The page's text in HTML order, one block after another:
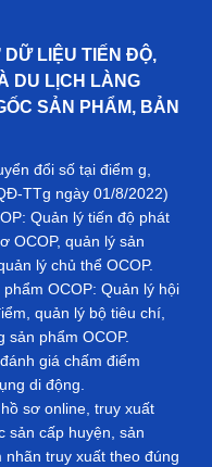
DỮ LIỆU TIẾN ĐỘ,
DU LỊCH LÀNG
SẢN PHẨM, BẢN
đổi số tại điểm g,
TTg ngày 01/8/2022)
Quản lý tiến độ phát
OCOP, quản lý sản
lý chủ thể OCOP.
OCOP: Quản lý hội
quản lý bộ tiêu chí,
sản phẩm OCOP.
giá chấm điểm
di động.
sơ online, truy xuất
sản cấp huyện, sản
nhãn truy xuất theo đúng